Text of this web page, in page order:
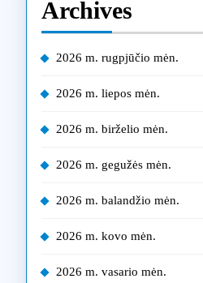
Archives
2026 m. rugpjūčio mėn.
2026 m. liepos mėn.
2026 m. birželio mėn.
2026 m. gegužės mėn.
2026 m. balandžio mėn.
2026 m. kovo mėn.
2026 m. vasario mėn.